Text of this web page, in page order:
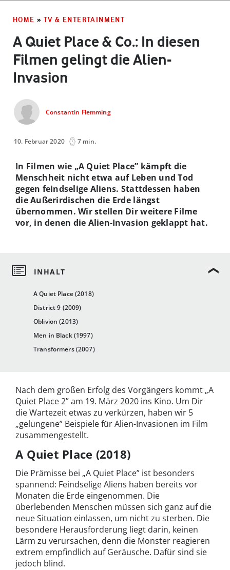
HOME » TV & ENTERTAINMENT
A Quiet Place & Co.: In diesen
Filmen gelingt die Alien-
Invasion
Constantin Flemming
10. Februar 2020 7 min.
A Quiet Place (2018)
District 9 (2009)
Oblivion (2013)
Men in Black (1997)
Transformers (2007)
In Filmen wie „A Quiet Place” kämpft die
Menschheit nicht etwa auf Leben und Tod
gegen feindselige Aliens. Stattdessen haben
die Außerirdischen die Erde längst
übernommen. Wir stellen Dir weitere Filme
vor, in denen die Alien-Invasion geklappt hat.
Nach dem großen Erfolg des Vorgängers kommt „A
Quiet Place 2” am 19. März 2020 ins Kino. Um Dir
die Wartezeit etwas zu verkürzen, haben wir 5
„gelungene” Beispiele für Alien-Invasionen im Film
zusammengestellt.
A Quiet Place (2018)
Die Prämisse bei „A Quiet Place” ist besonders
spannend: Feindselige Aliens haben bereits vor
Monaten die Erde eingenommen. Die
überlebenden Menschen müssen sich ganz auf die
neue Situation einlassen, um nicht zu sterben. Die
besondere Herausforderung liegt darin, keinen
Lärm zu verursachen, denn die Monster reagieren
extrem empfindlich auf Geräusche. Dafür sind sie
jedoch blind.